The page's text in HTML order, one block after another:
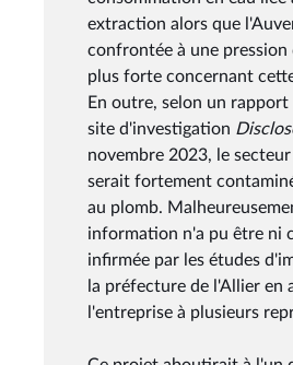
extraction alors que
confrontée à une pression
plus forte concernant
En outre, selon un
site d'investigation
novembre 2023, le
serait fortement
au plomb.
information n'a pu être ni
infirmée par les études
la préfecture de l'Allier en
l'entreprise à plusieurs